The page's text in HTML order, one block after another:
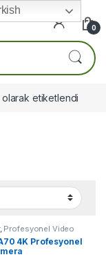
0
etiketlendi
, Profesyonel Video
4K Profesyonel